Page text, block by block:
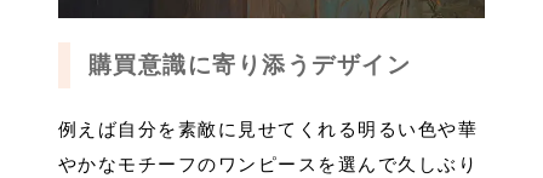
購買意識に寄り添うデザイン
例えば自分を素敵に見せてくれる明るい色や華
やかなモチーフのワンピースを選んで久しぶり